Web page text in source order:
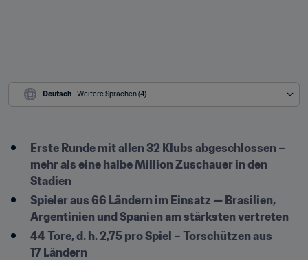
Deutsch - Weitere Sprachen (4)
Erste Runde mit allen 32 Klubs abgeschlossen –
mehr als eine halbe Million Zuschauer in den
Stadien
Spieler aus 66 Ländern im Einsatz — Brasilien,
Argentinien und Spanien am stärksten vertreten
44 Tore, d. h. 2,75 pro Spiel – Torschützen aus
17 Ländern